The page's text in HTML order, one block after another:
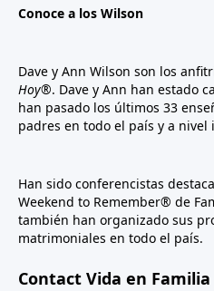
Conoce a los Wilson
Dave y Ann Wilson son los
Hoy®. Dave y Ann han estado
han pasado los últimos 33
padres en todo el país y a nivel
Han sido conferencistas
Weekend to Remember® de
también han organizado sus
matrimoniales en todo el país.
Contact Vida en